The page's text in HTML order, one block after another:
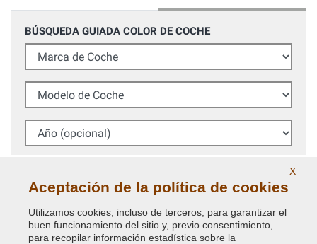
BÚSQUEDA GUIADA COLOR DE COCHE
Marca de Coche
Modelo de Coche
Año (opcional)
BUSCAR
Siempre recomendamos comprobar elcódigo de color
X
Aceptación de la política de cookies
Utilizamos cookies, incluso de terceros, para garantizar el
buen funcionamiento del sitio y, previo consentimiento,
para recopilar información estadística sobre la